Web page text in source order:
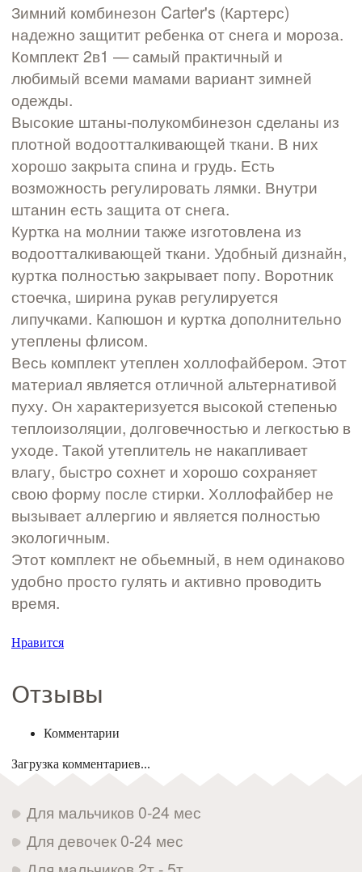
Зимний комбинезон Carter's (Картерс)
надежно защитит ребенка от снега и мороза.
Комплект 2в1 — самый практичный и
любимый всеми мамами вариант зимней
одежды.
Высокие штаны-полукомбинезон сделаны из
плотной водоотталкивающей ткани. В них
хорошо закрыта спина и грудь. Есть
возможность регулировать лямки. Внутри
штанин есть защита от снега.
Куртка на молнии также изготовлена из
водоотталкивающей ткани. Удобный дизнайн,
куртка полностью закрывает попу. Воротник
стоечка, ширина рукав регулируется
липучками. Капюшон и куртка дополнительно
утеплены флисом.
Весь комплект утеплен холлофайбером. Этот
материал является отличной альтернативой
пуху. Он характеризуется высокой степенью
теплоизоляции, долговечностью и легкостью в
уходе. Такой утеплитель не накапливает
влагу, быстро сохнет и хорошо сохраняет
свою форму после стирки. Холлофайбер не
вызывает аллергию и является полностью
экологичным.
Этот комплект не обьемный, в нем одинаково
удобно просто гулять и активно проводить
время.
Нравится
Отзывы
Комментарии
Загрузка комментариев...
Для мальчиков 0-24 мес
Для девочек 0-24 мес